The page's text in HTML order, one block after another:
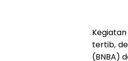
tertib,
(BNBA)